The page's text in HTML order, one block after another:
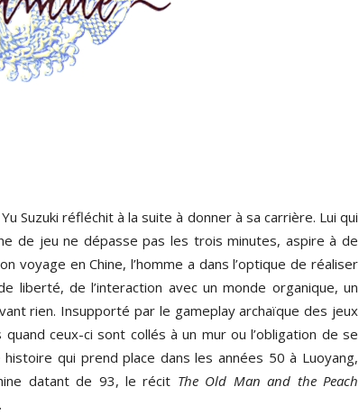
Suzuki réfléchit à la suite à donner à sa carrière. Lui qui
de jeu ne dépasse pas les trois minutes, aspire à de
voyage en Chine, l’homme a dans l’optique de réaliser
liberté, de l’interaction avec un monde organique, un
rien. Insupporté par le gameplay archaïque des jeux
ceux-ci sont collés à un mur ou l’obligation de se
qui prend place dans les années 50 à Luoyang,
datant de 93, le récit The Old Man and the Peach